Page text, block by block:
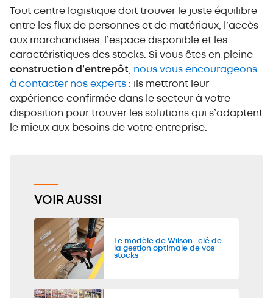
Tout centre logistique doit trouver le juste équilibre
entre les flux de personnes et de matériaux, l’accès
aux marchandises, l’espace disponible et les
caractéristiques des stocks. Si vous êtes en pleine
construction d’entrepôt
nous vous encourageons
à contacter nos experts : ils mettront leur
expérience confirmée dans le secteur à votre
disposition pour trouver les solutions qui s’adaptent
le mieux aux besoins de votre entreprise.
VOIR AUSSI
Le modèle de Wilson : clé de
la gestion optimale de vos
stocks